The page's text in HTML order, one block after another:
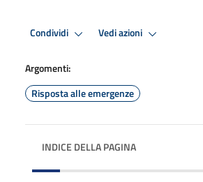
Condividi Vedi azioni
Argomenti:
Risposta alle emergenze
INDICE DELLA PAGINA